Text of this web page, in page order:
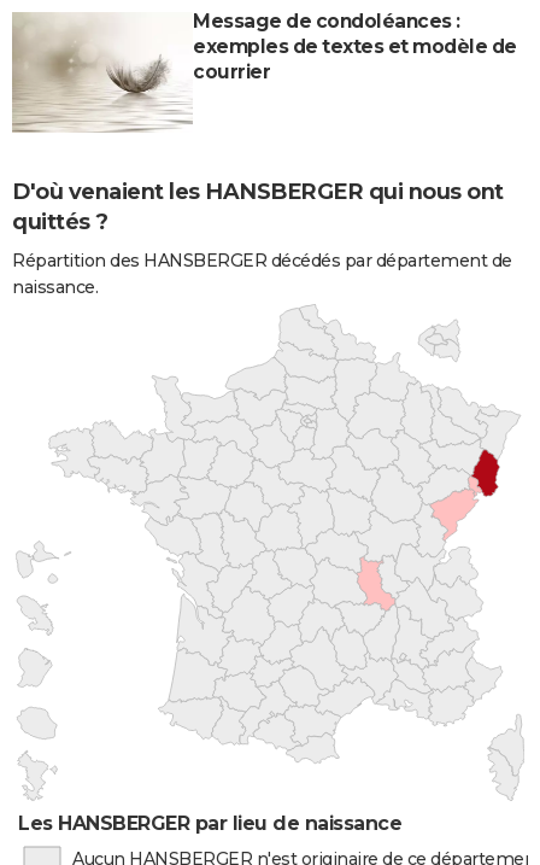
Message de condoléances :
exemples de textes et modèle de
courrier
D'où venaient les HANSBERGER qui nous ont
quittés ?
Répartition des HANSBERGER décédés par département de
naissance.
Les HANSBERGER par lieu de naissance
Aucun HANSBERGER n'est originaire de ce